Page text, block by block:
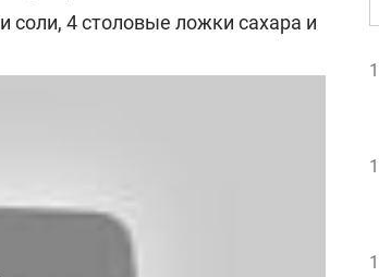
соли, 4 столовые ложки сахара и